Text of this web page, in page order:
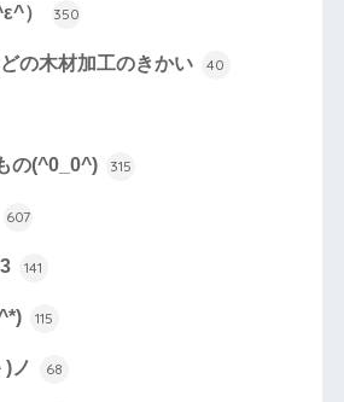
） 350
の木材加工のきかい 40
の(^0_0^) 315
607
141
115
)ノ 68